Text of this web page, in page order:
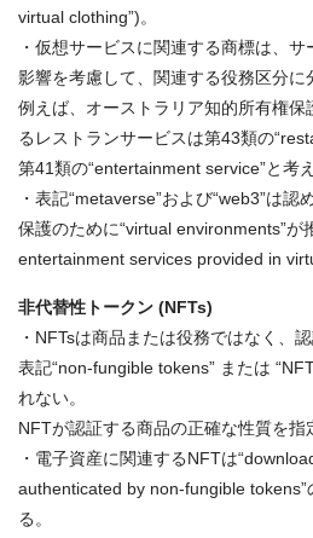
virtual clothing”)。
・仮想サービスに関連する商標は、
影響を考慮して、関連する役務区分に
例えば、オーストラリア知的所有権
るレストランサービスは第43類の
第41類の“entertainment service”と考
・表記“metaverse”および“web3”は
保護のために“virtual environments”が
entertainment services provided in
非代替性トークン (NFTs)
・NFTsは商品または役務ではなく、
表記“non-fungible tokens” または
れない。
NFTが認証する商品の正確な性質を指
・電子資産に関連するNFTは
authenticated by non-fungible
る。